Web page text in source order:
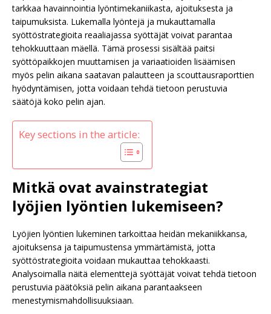
tarkkaa havainnointia lyöntimekaniikasta, ajoituksesta ja
taipumuksista. Lukemalla lyöntejä ja mukauttamalla
syöttöstrategioita reaaliajassa syöttäjät voivat parantaa
tehokkuuttaan mäellä. Tämä prosessi sisältää paitsi
syöttöpaikkojen muuttamisen ja variaatioiden lisäämisen
myös pelin aikana saatavan palautteen ja scouttausraporttien
hyödyntämisen, jotta voidaan tehdä tietoon perustuvia
säätöjä koko pelin ajan.
Key sections in the article:
Mitkä ovat avainstrategiat
lyöjien lyöntien lukemiseen?
Lyöjien lyöntien lukeminen tarkoittaa heidän mekaniikkansa,
ajoituksensa ja taipumustensa ymmärtämistä, jotta
syöttöstrategioita voidaan mukauttaa tehokkaasti.
Analysoimalla näitä elementtejä syöttäjät voivat tehdä tietoon
perustuvia päätöksiä pelin aikana parantaakseen
menestymismahdollisuuksiaan.